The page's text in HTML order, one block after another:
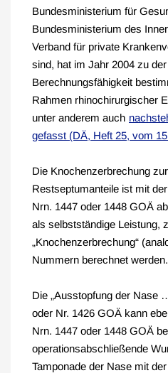
Bundesministerium für
Bundesministerium des
Verband für private
sind, hat im Jahr 2004 zu
Berechnungsfähigkeit
Rahmen rhinochirurgischer
unter anderem auch
gefasst (DÄ, Heft 25, vom
Die Knochenzerbrechung
Restseptumanteile ist mit
Nrn. 1447 oder 1448 GOÄ
als selbstständige Leistung,
„Knochenzerbrechung“
Nummern berechnet werden.
Die „Ausstopfung der Nase
oder Nr. 1426 GOÄ kann
Nrn. 1447 oder 1448 GOÄ
operationsabschließende
Tamponade der Nase mit